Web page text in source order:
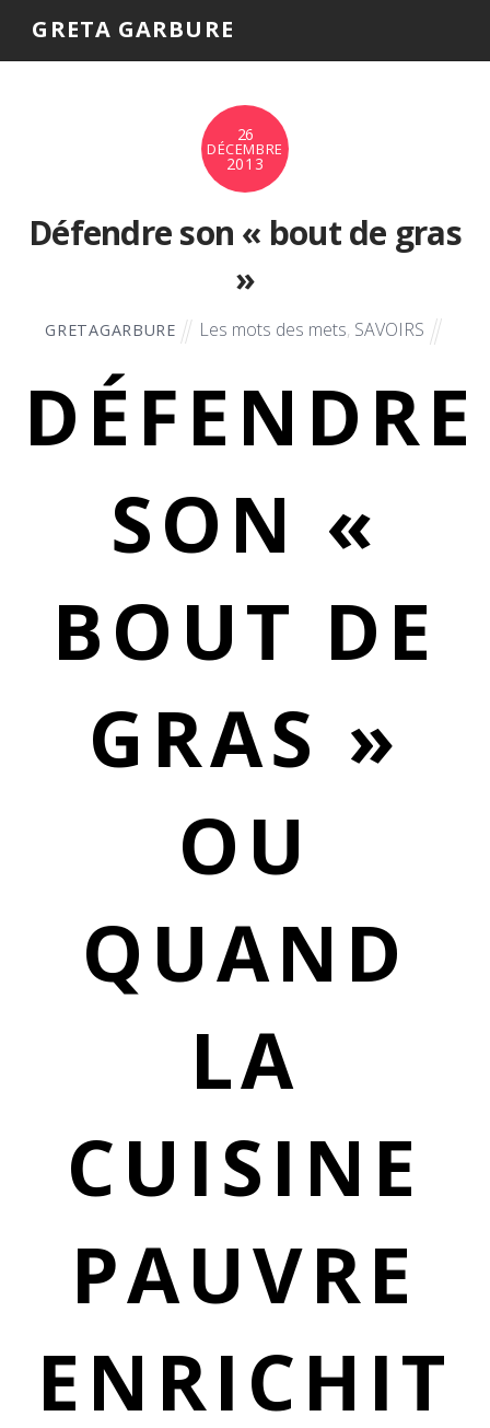
GRETA GARBURE
26
DÉCEMBRE
2013
Défendre son « bout de gras
»
GRETAGARBURE Les mots des mets, SAVOIRS
DÉFENDRE
SON «
BOUT DE
GRAS »
OU
QUAND
LA
CUISINE
PAUVRE
ENRICHIT